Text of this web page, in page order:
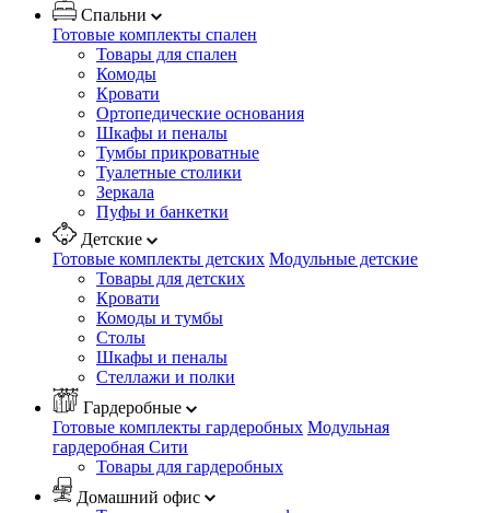
Спальни
Готовые комплекты спален
Товары для спален
Комоды
Кровати
Ортопедические основания
Шкафы и пеналы
Тумбы прикроватные
Туалетные столики
Зеркала
Пуфы и банкетки
Детские
Готовые комплекты детских Модульные детские
Товары для детских
Кровати
Комоды и тумбы
Столы
Шкафы и пеналы
Стеллажи и полки
Гардеробные
Готовые комплекты гардеробных Модульная
гардеробная Сити
Товары для гардеробных
Домашний офис